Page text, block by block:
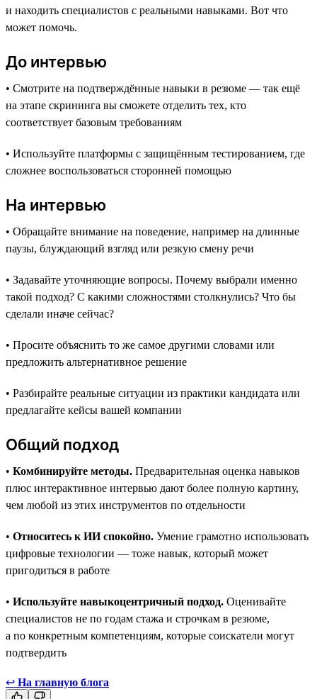
и находить специалистов с реальными навыками. Вот что
может помочь.
До интервью
• Смотрите на подтверждённые навыки в резюме — так ещё
на этапе скрининга вы сможете отделить тех, кто
соответствует базовым требованиям
• Используйте платформы с защищённым тестированием, где
сложнее воспользоваться сторонней помощью
На интервью
• Обращайте внимание на поведение, например на длинные
паузы, блуждающий взгляд или резкую смену речи
• Задавайте уточняющие вопросы. Почему выбрали именно
такой подход? С какими сложностями столкнулись? Что бы
сделали иначе сейчас?
• Просите объяснить то же самое другими словами или
предложить альтернативное решение
• Разбирайте реальные ситуации из практики кандидата или
предлагайте кейсы вашей компании
Общий подход
• Комбинируйте методы. Предварительная оценка навыков
плюс интерактивное интервью дают более полную картину,
чем любой из этих инструментов по отдельности
• Относитесь к ИИ спокойно. Умение грамотно использовать
цифровые технологии — тоже навык, который может
пригодиться в работе
• Используйте навыкоцентричный подход. Оценивайте
специалистов не по годам стажа и строчкам в резюме,
а по конкретным компетенциям, которые соискатели могут
подтвердить
↩ На главную блога